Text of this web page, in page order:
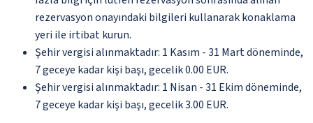
rezervasyon onayındaki bilgileri kullanarak konaklama
yeri ile irtibat kurun.
Şehir vergisi alınmaktadır: 1 Kasım - 31 Mart döneminde,
7 geceye kadar kişi başı, gecelik 0.00 EUR.
Şehir vergisi alınmaktadır: 1 Nisan - 31 Ekim döneminde,
7 geceye kadar kişi başı, gecelik 3.00 EUR.